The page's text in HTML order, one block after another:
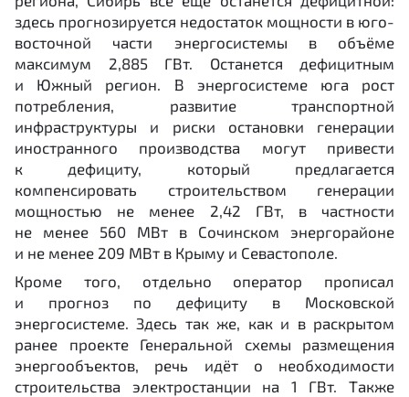
здесь прогнозируется недостаток мощности в юго-
восточной части энергосистемы в объёме
максимум 2,885 ГВт. Останется дефицитным
и Южный регион. В энергосистеме юга рост
потребления, развитие транспортной
инфраструктуры и риски остановки генерации
иностранного производства могут привести
к дефициту, который предлагается
компенсировать строительством генерации
мощностью не менее 2,42 ГВт, в частности
не менее 560 МВт в Сочинском энергорайоне
и не менее 209 МВт в Крыму и Севастополе.
Кроме того, отдельно оператор прописал
и прогноз по дефициту в Московской
энергосистеме. Здесь так же, как и в раскрытом
ранее проекте Генеральной схемы размещения
энергообъектов, речь идёт о необходимости
строительства электростанции на 1 ГВт. Также